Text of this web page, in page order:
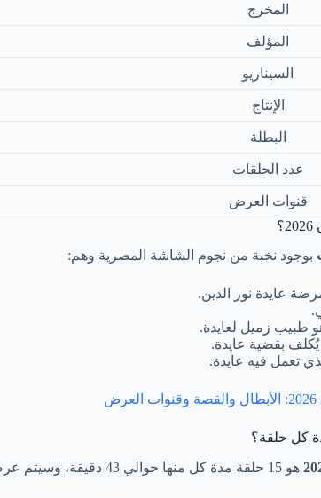
المخرج
المؤلف
السيناريو
الإنتاج
البطلة
عدد الحلقات
قنوات العرض
بوجود نخبة من نجوم الشاشة المصرية وهم:
عايدة نور الدين.
طبيب زميل لعايدة.
بقضية عايدة.
تعمل فيه عايدة.
كل حلقة؟
هو 15 حلقة مدة كل منها حوالي 43 دقيقة، وسيتم عرضها بنمط يومي في موسم رمضان لعام 2026.